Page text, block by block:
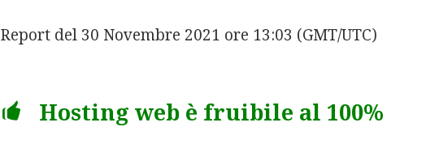
Report del 30 Novembre 2021 ore 13:03 (GMT/UTC)
Hosting web è fruibile al 100%